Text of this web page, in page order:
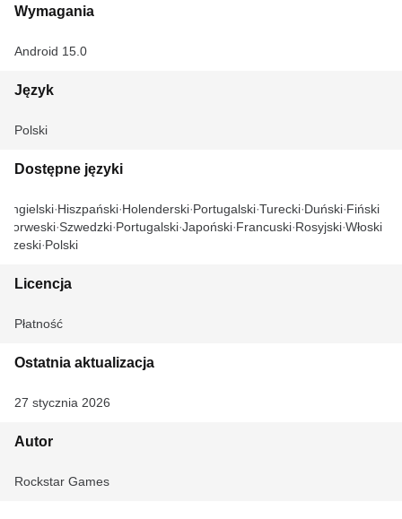
Wymagania
Android 15.0
Język
Polski
Dostępne języki
Angielski Hiszpański Holenderski Portugalski Turecki Duński Fiński
Norweski Szwedzki Portugalski Japoński Francuski Rosyjski Włoski
Czeski Polski
Licencja
Płatność
Ostatnia aktualizacja
27 stycznia 2026
Autor
Rockstar Games